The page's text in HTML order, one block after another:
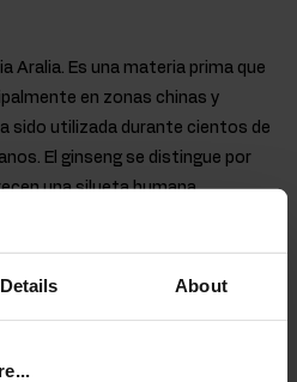
Details About
Aralia. Es una materia prima que
en zonas chinas y
sido utilizada durante cientos de
El ginseng se distingue por
una silueta humana.
se utilice m.en. como
planta perenne que contiene más